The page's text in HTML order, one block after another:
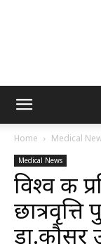
Home Medical
Medical News
विश्व की
डा.कौसर